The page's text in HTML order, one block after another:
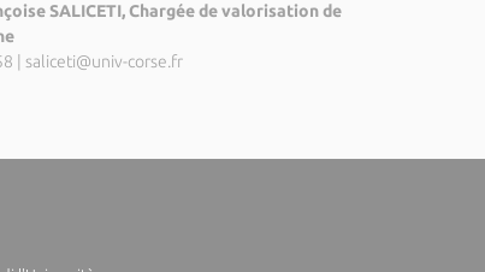
SALICETI, Chargée de valorisation de
saliceti@univ-corse.fr